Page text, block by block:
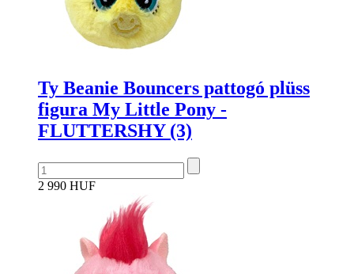
Ty Beanie Bouncers pattogó plüss
figura My Little Pony -
FLUTTERSHY (3)
2 990 HUF